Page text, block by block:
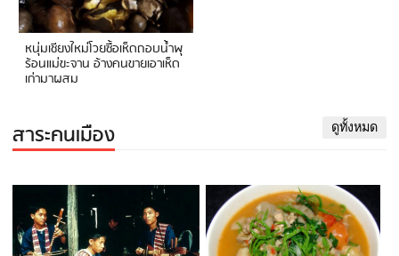
หนุ่มเชียงใหม่โวยซื้อเห็ดถอบน้ำพุ
ร้อนแม่ขะจาน อ้างคนขายเอาเห็ด
เก่ามาผสม
สาระคนเมือง ดูทั้งหมด